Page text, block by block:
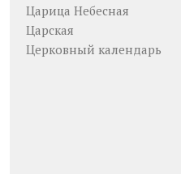
Царица Небесная
Царская
Церковный календарь